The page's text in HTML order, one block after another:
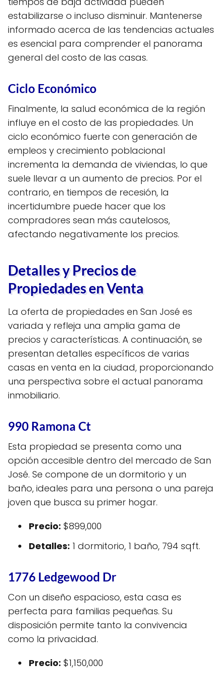
estabilizarse o incluso disminuir. Mantenerse
informado acerca de las tendencias actuales
es esencial para comprender el panorama
general del costo de las casas.
Ciclo Económico
Finalmente, la salud económica de la región
influye en el costo de las propiedades. Un
ciclo económico fuerte con generación de
empleos y crecimiento poblacional
incrementa la demanda de viviendas, lo que
suele llevar a un aumento de precios. Por el
contrario, en tiempos de recesión, la
incertidumbre puede hacer que los
compradores sean más cautelosos,
afectando negativamente los precios.
Detalles y Precios de
Propiedades en Venta
La oferta de propiedades en San José es
variada y refleja una amplia gama de
precios y características. A continuación, se
presentan detalles específicos de varias
casas en venta en la ciudad, proporcionando
una perspectiva sobre el actual panorama
inmobiliario.
990 Ramona Ct
Esta propiedad se presenta como una
opción accesible dentro del mercado de San
José. Se compone de un dormitorio y un
baño, ideales para una persona o una pareja
joven que busca su primer hogar.
Precio: $899,000
Detalles: 1 dormitorio, 1 baño, 794 sqft.
1776 Ledgewood Dr
Con un diseño espacioso, esta casa es
perfecta para familias pequeñas. Su
disposición permite tanto la convivencia
como la privacidad.
Precio: $1,150,000